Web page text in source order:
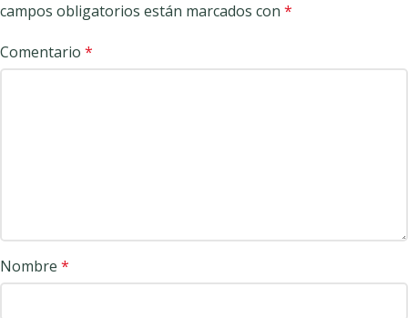
campos obligatorios están marcados con *
Comentario *
Nombre *